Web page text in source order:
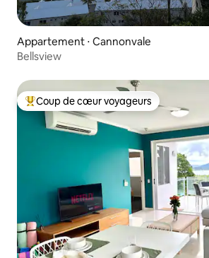
Appartement ⋅ Cannonvale
Bellsview
Coups de cœur voyageurs les plus
Coup de cœur voyageurs